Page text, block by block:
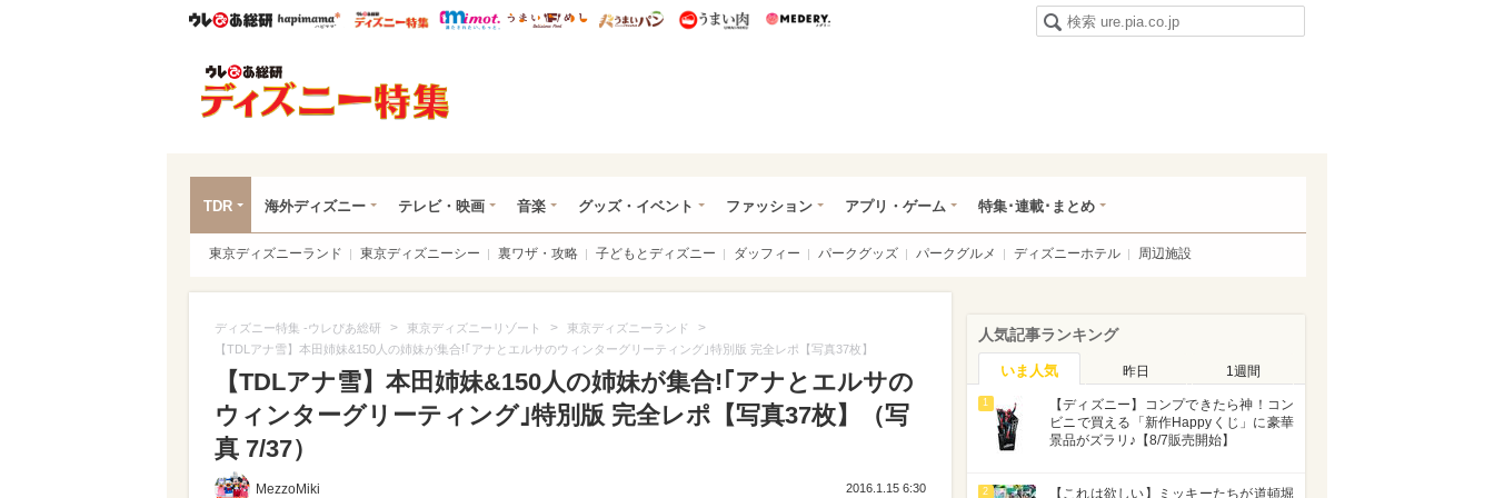
ウレぴあ総研ハピママ* ウレぴあ総研 ディズニー特集
mimot. うまいめし うまいパン うまい肉
TDR 海外ディズニー テレビ・映画 音楽 グッズ・イベント ファッション アプリ・ゲーム 特集･連載･まとめ
東京ディズニーランド 東京ディズニーシー 裏ワザ・攻略 子どもとディズニー ダッフィー パークグッズ パークグルメ ディズニーホテル 周辺施設
ディズニー特集 -ウレぴあ総研 > 東京ディズニーリゾート > 東京ディズニーランド >
【TDLアナ雪】本田姉妹&150人の姉妹が集合!｢アナとエルサのウィンターグリーティング｣特別版 完全レポ【写真37枚】
【TDLアナ雪】本田姉妹&150人の姉妹が集合!｢アナとエルサの
ウィンターグリーティング｣特別版 完全レポ【写真37枚】（写
真 7/37）
MezzoMiki 2016.1.15 6:30
人気記事ランキング
いま人気 昨日 1週間
1
【ディズニー】コンプできたら神！コン
ビニで買える「新作Happyくじ」に豪華
景品がズラリ♪【8/7販売開始】
2 【これは欲しい】ミッキーたちが道頓堀